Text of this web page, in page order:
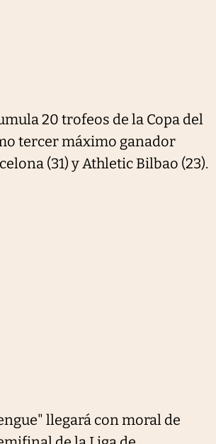
20 trofeos de la Copa del
tercer máximo ganador
(31) y Athletic Bilbao (23).
llegará con moral de